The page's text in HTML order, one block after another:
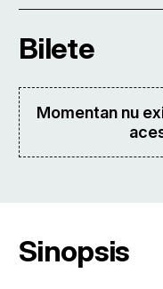
Bilete
Momentan nu
Sinopsis